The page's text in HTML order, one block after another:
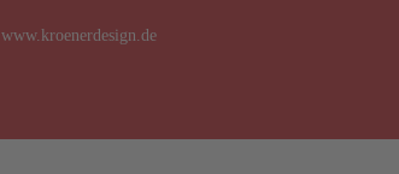
www.kroenerdesign.de